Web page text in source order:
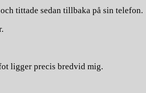
tittade sedan tillbaka på sin telefon.
ligger precis bredvid mig.